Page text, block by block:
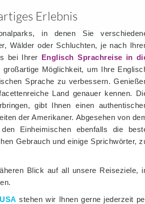
Erlebnis
in denen Sie
Wälder oder Schluchten, je nach
bei Ihrer Englisch Sprachreise in
großartige Möglichkeit, um Ihre
Sprache zu verbessern.
Land genauer kennen.
gibt Ihnen einen
der Amerikaner. Abgesehen von
Einheimischen ebenfalls die
Gebrauch und einige Sprichwörter,
Blick auf all unsere Reiseziele,
stehen wir Ihnen gerne jederzeit